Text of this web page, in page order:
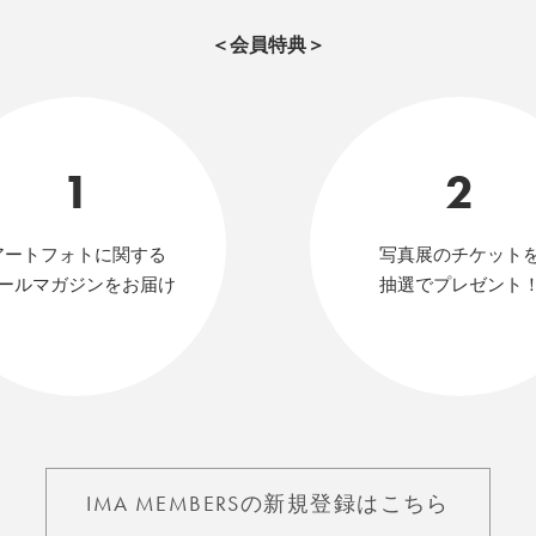
＜会員特典＞
1
ートフォトに関する
ルマガジンをお届け
2
写真展のチケット
抽選でプレゼント
IMA MEMBERSの新規登録はこちら